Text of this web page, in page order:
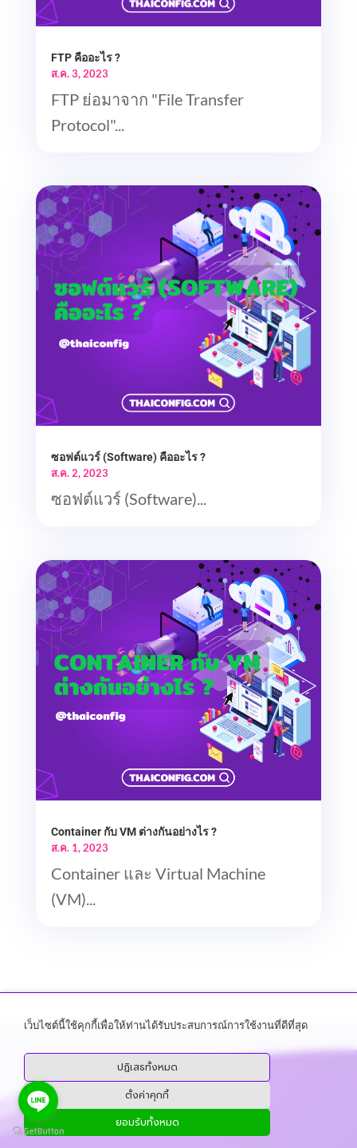
FTP คืออะไร ?
ส.ค. 3, 2023
FTP ย่อมาจาก "File Transfer
Protocol"...
ซอฟต์แวร์ (Software) คืออะไร ?
ส.ค. 2, 2023
ซอฟต์แวร์ (Software)...
Container กับ VM ต่างกันอย่างไร ?
ส.ค. 1, 2023
Container และ Virtual Machine
(VM)...
เว็บไซต์นี้ใช้คุกกี้เพื่อให้ท่านได้รับประสบการณ์การใช้งานที่ดีที่สุด
ปฏิเสธทั้งหมด
ตั้งค่าคุกกี้
ยอมรับทั้งหมด